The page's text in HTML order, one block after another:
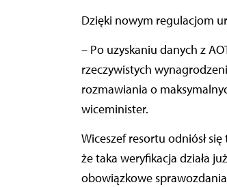
Dzięki nowym regulacjom
– Po uzyskaniu danych z
rzeczywistych
rozmawiania o
wiceminister.
Wiceszef resortu odniósł
że taka weryfikacja działa
obowiązkowe